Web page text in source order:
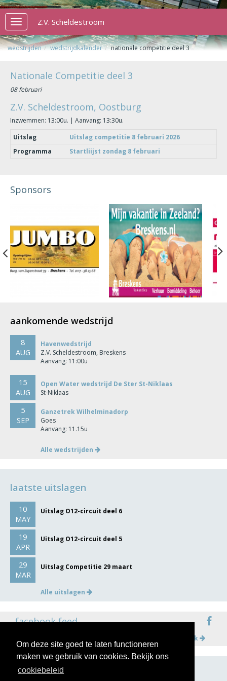
Om deze site goed te laten functioneren
maken we gebruik van cookies. Bekijk ons
cookiebeleid
Toggle
navigation
Z.V. Scheldestroom
wedstrijden wedstrijdkalender nationale competitie deel 3
Nationale Competitie deel 3
08 februari
Z.V. Scheldestroom, Oostburg
Inzwemmen: 13:00u. | Aanvang: 13:30u.
Uitslag
Uitslag competitie 8 februari 2026
Programma
Startliijst zondag 8 februari
Sponsors
Previous
aankomende wedstrijd
8
AUG
Havenwedstrijd
Z.V. Scheldestroom, Breskens
Aanvang: 11:00u
15
AUG
Open Water wedstrijd De Ster St-Niklaas
St-Niklaas
5
SEP
Ganzetrek Wilhelminadorp
Goes
Aanvang: 11.15u
Alle wedstrijden
laatste uitslagen
10
MAY
Uitslag O12-circuit deel 6
19
APR
Uitslag O12-circuit deel 5
29
MAR
Uitslag Competitie 29 maart
Alle uitslagen
facebook feed
Meer op facebook
volg ons op